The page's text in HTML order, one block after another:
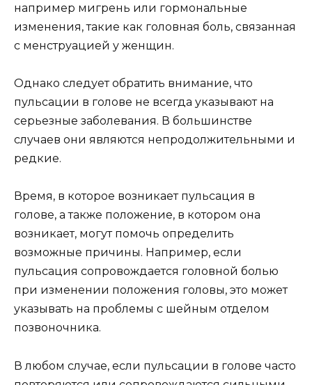
например мигрень или гормональные
изменения, такие как головная боль, связанная
с менструацией у женщин.
Однако следует обратить внимание, что
пульсации в голове не всегда указывают на
серьезные заболевания. В большинстве
случаев они являются непродолжительными и
редкие.
Время, в которое возникает пульсация в
голове, а также положение, в котором она
возникает, могут помочь определить
возможные причины. Например, если
пульсация сопровождается головной болью
при изменении положения головы, это может
указывать на проблемы с шейным отделом
позвоночника.
В любом случае, если пульсации в голове часто